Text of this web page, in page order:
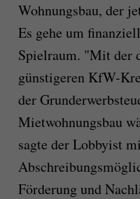
Wohnungsbau, der
Es gehe um
Spielraum. "Mit der
günstigeren KfW-
der
Mietwohnungsbau
sagte der Lobbyist
Förderung und